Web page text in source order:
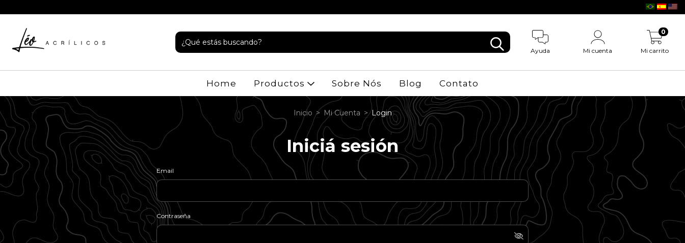
Ayuda Mi cuenta Mi carrito
0
Home Productos Sobre Nós Blog Contato
Inicio > Mi Cuenta > Login
Iniciá sesión
Email
Contraseña